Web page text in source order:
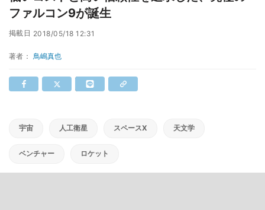
ファルコン9が誕生
掲載日 2018/05/18 12:31
著者： 鳥嶋真也
宇宙 人工衛星 スペースX 天文学
ベンチャー ロケット